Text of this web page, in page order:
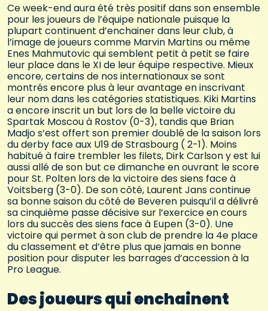
Ce week-end aura été très positif dans son ensemble
pour les joueurs de l’équipe nationale puisque la
plupart continuent d’enchainer dans leur club, à
l’image de joueurs comme Marvin Martins ou même
Enes Mahmutovic qui semblent petit à petit se faire
leur place dans le XI de leur équipe respective. Mieux
encore, certains de nos internationaux se sont
montrés encore plus à leur avantage en inscrivant
leur nom dans les catégories statistiques. Kiki Martins
a encore inscrit un but lors de la belle victoire du
Spartak Moscou à Rostov (0-3), tandis que Brian
Madjo s’est offert son premier doublé de la saison lors
du derby face aux U19 de Strasbourg ( 2-1). Moins
habitué à faire trembler les filets, Dirk Carlson y est lui
aussi allé de son but ce dimanche en ouvrant le score
pour St. Polten lors de la victoire des siens face à
Voitsberg (3-0). De son côté, Laurent Jans continue
sa bonne saison du côté de Beveren puisqu’il a délivré
sa cinquième passe décisive sur l’exercice en cours
lors du succès des siens face à Eupen (3-0). Une
victoire qui permet à son club de prendre la 4e place
du classement et d’être plus que jamais en bonne
position pour disputer les barrages d’accession à la
Pro League.
Des joueurs qui enchainent